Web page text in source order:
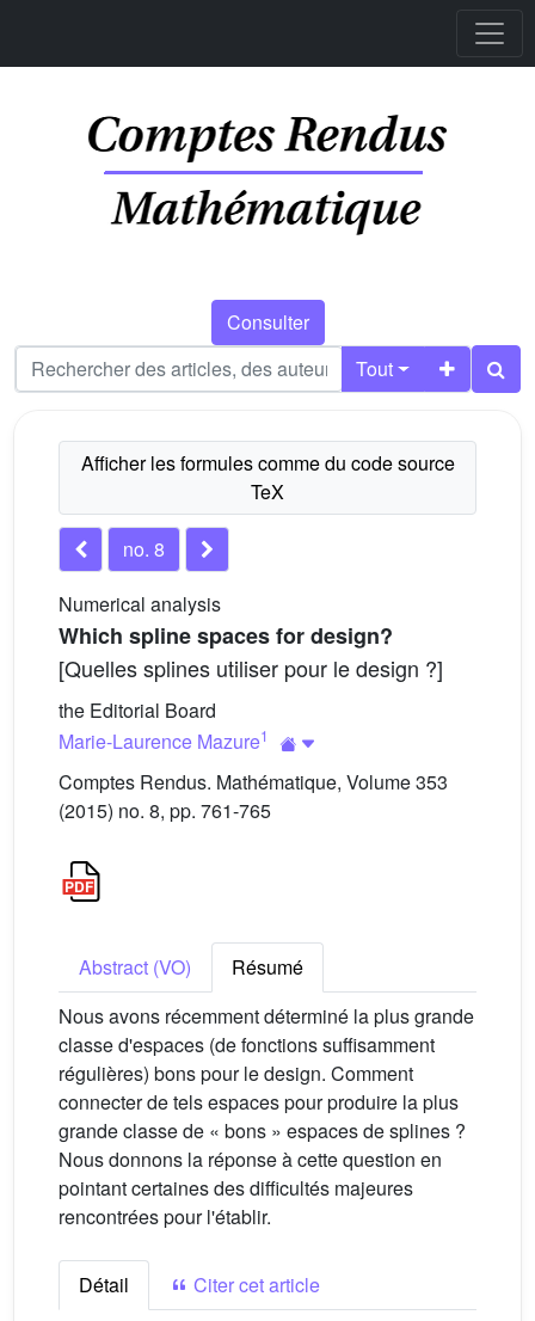
Consulter
Tout
no. 8
Numerical analysis
Which spline spaces for design?
[Quelles splines utiliser pour le design ?]
the Editorial Board
Marie-Laurence Mazure1
Comptes Rendus. Mathématique, Volume 353
(2015) no. 8, pp. 761-765
Abstract (VO)
Résumé
Nous avons récemment déterminé la plus grande
classe d'espaces (de fonctions suffisamment
régulières) bons pour le design. Comment
connecter de tels espaces pour produire la plus
grande classe de « bons » espaces de splines ?
Nous donnons la réponse à cette question en
pointant certaines des difficultés majeures
rencontrées pour l'établir.
Détail
Citer cet article